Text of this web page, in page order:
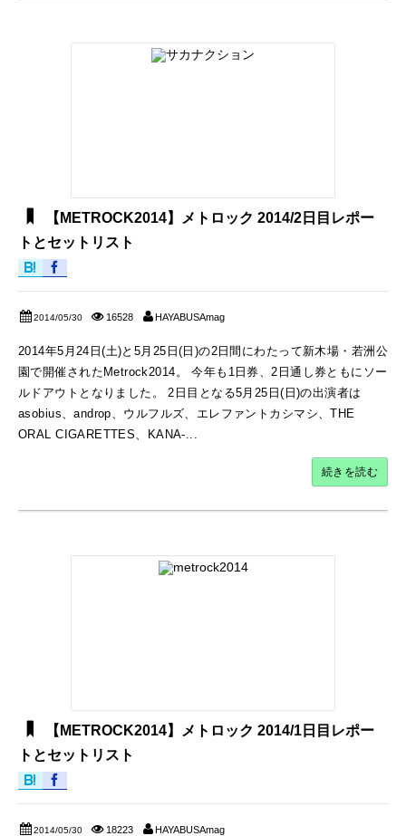
【METROCK2014】メトロック 2014/2日目レポー
トとセットリスト
2014/05/30 16528 HAYABUSAmag
2014年5月24日(土)と5月25日(日)の2日間にわたって新木場・若洲公
園で開催されたMetrock2014。 今年も1日券、2日通し券ともにソー
ルドアウトとなりました。 2日目となる5月25日(日)の出演者は
asobius、androp、ウルフルズ、エレファントカシマシ、THE
ORAL CIGARETTES、KANA-...
続きを読む
【METROCK2014】メトロック 2014/1日目レポー
トとセットリスト
2014/05/30 18223 HAYABUSAmag